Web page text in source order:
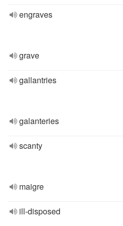
engraves
grave
gallantries
galanteries
scanty
maigre
ill-disposed